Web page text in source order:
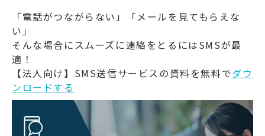
パートナー制度
「電話がつながらない」「メールを見てもらえな
い」
そんな場合にスムーズに連絡をとるにはSMSが最
適！
【法人向け】SMS送信サービスの資料を無料でダウ
ンロードする